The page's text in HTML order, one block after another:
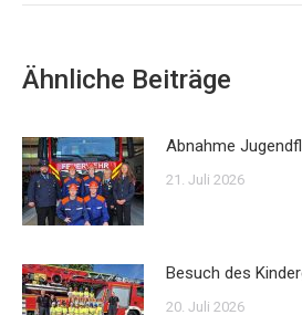
Ähnliche Beiträge
Abnahme
21. Juli 2026
Besuch des
20. Juli 2026